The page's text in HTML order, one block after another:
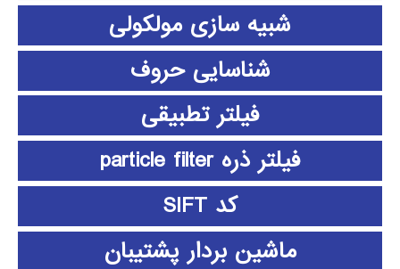
شبیه سازی مولکولی
شناسایی حروف
فیلتر تطبیقی
فیلتر ذره particle filter
کد SIFT
ماشین بردار پشتیبان